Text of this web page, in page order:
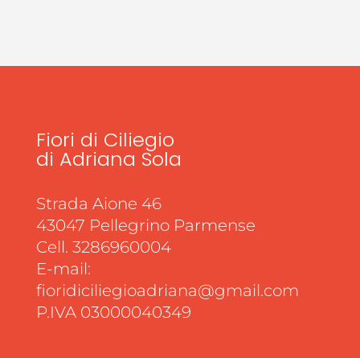
Fiori di Ciliegio
di Adriana Sola
Strada Aione 46
43047 Pellegrino Parmense
Cell. 3286960004
E-mail:
fioridiciliegioadriana@gmail.com
P.IVA 03000040349